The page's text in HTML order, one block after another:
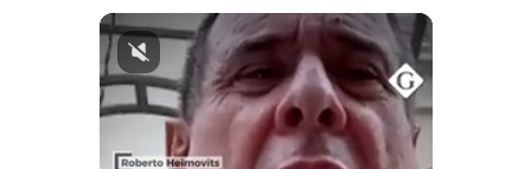
gestion.pe